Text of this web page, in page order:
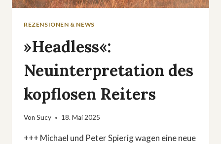
REZENSIONEN & NEWS
»Headless«:
Neuinterpretation des
kopflosen Reiters
Von Sucy 18. Mai 2025
+++ Michael und Peter Spierig wagen eine neue